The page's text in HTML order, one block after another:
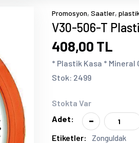
Promosyon, Saatler,
V30-506-T
408,00 TL
* Plastik Kasa *
Stok: 2499
Stokta Var
Adet:
-
Etiketler: Zonguldak